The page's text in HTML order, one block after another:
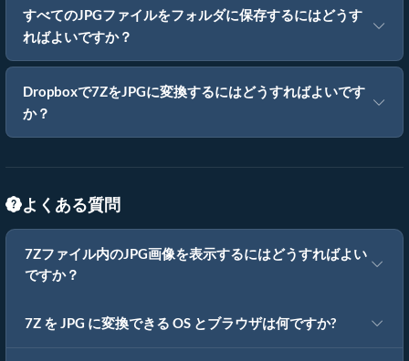
すべてのJPGファイルをフォルダに保存するにはどうす
ればよいですか？
Dropboxで7ZをJPGに変換するにはどうすればよいです
か？
よくある質問
7Zファイル内のJPG画像を表示するにはどうすればよい
ですか？
7Z を JPG に変換できる OS とブラウザは何ですか?